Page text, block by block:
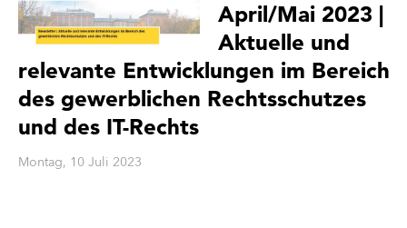
April/Mai 2023 |
Aktuelle und
relevante Entwicklungen im Bereich
des gewerblichen Rechtsschutzes
und des IT-Rechts
Montag, 10 Juli 2023